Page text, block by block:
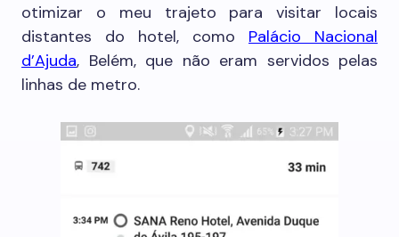
otimizar o meu trajeto para visitar locais
distantes do hotel, como Palácio Nacional
d’Ajuda, Belém, que não eram servidos pelas
linhas de metro.